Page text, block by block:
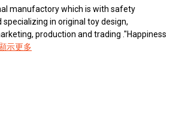
manufactory which is with safety
in original toy design,
production and trading ."Happiness
示更多